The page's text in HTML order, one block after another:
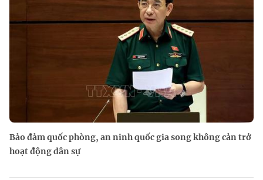
Bảo đảm quốc phòng, an ninh quốc gia song không cản trở
hoạt động dân sự